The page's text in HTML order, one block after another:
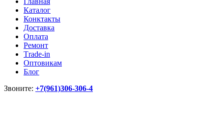
Каталог
Конктакты
Доставка
Оплата
Ремонт
Тrade-in
Оптовикам
Блог
Звоните: +7(961)306-306-4